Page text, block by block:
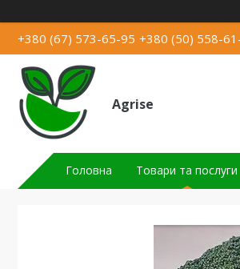
+380 (67) 573-65-95 +380 (50) 558-
Agrise
Головна Товари та послуги